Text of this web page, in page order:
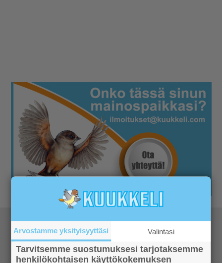
Katso kaikki retkeilyvinkit
Arvostamme yksityisyyttäsi Valintasi
Tarvitsemme suostumuksesi tarjotaksemme
henkilökohtaisen käyttökokemuksen